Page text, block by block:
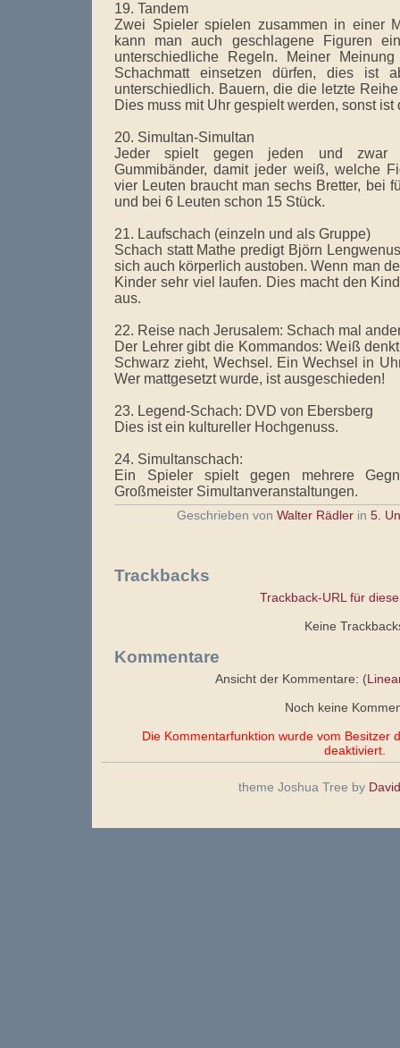
19. Tandem
Zwei Spieler spielen zusammen in einer
kann man auch geschlagene Figuren
unterschiedliche Regeln. Meiner
Schachmatt einsetzen dürfen, dies ist
unterschiedlich. Bauern, die die letzte
Dies muss mit Uhr gespielt werden, sonst
20. Simultan-Simultan
Jeder spielt gegen jeden und zwar
Gummibänder, damit jeder weiß, welche
vier Leuten braucht man sechs Bretter, bei
und bei 6 Leuten schon 15 Stück.
21. Laufschach (einzeln und als Gruppe)
Schach statt Mathe predigt Björn
sich auch körperlich austoben. Wenn man
Kinder sehr viel laufen. Dies macht den
aus.
22. Reise nach Jerusalem: Schach mal
Der Lehrer gibt die Kommandos: Weiß
Schwarz zieht, Wechsel. Ein Wechsel in
Wer mattgesetzt wurde, ist ausgeschieden!
23. Legend-Schach: DVD von Ebersberg
Dies ist ein kultureller Hochgenuss.
24. Simultanschach:
Ein Spieler spielt gegen mehrere
Großmeister Simultanveranstaltungen.
Geschrieben von Walter Rädler in 5.
Trackbacks
Trackback-URL für
Keine
Kommentare
Ansicht der Kommentare: (
Noch keine
Die Kommentarfunktion wurde vom Besitzer
deaktiviert.
theme Joshua Tree by